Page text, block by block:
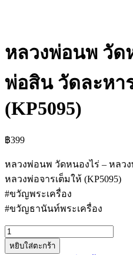
หลวงพ่อนพ วัด
พ่อสิน วัดละหา
(KP5095)
฿399
หลวงพ่อนพ วัดหนองไร่ – หลว
หลวงพ่อจารเต็มให้ (KP5095)
#ขวัญพระเครื่อง
#ขวัญธานันท์พระเครื่อง
จำนวน
หลวง
หยิบใส่ตะกร้า